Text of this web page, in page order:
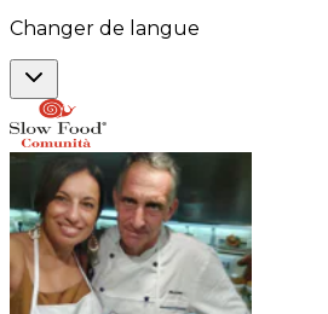
Changer de langue